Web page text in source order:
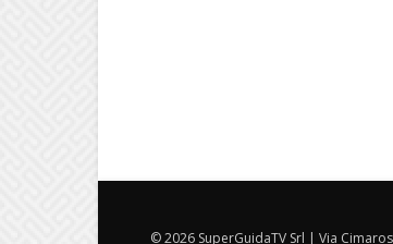
© 2026 SuperGuidaTV Srl | Via